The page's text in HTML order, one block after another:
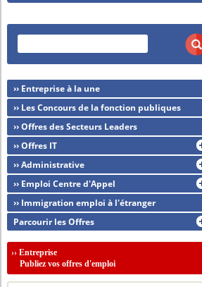
›› Entreprise à la une
›› Les Concours de la fonction publiques
›› Offres des Secteurs Leaders
›› Offres IT
›› Administrative
›› Emploi Centre d'Appel
›› Immigration emploi à l'étranger
Parcourir les Offres
››Entreprise
Publiez vos offres d'emploi